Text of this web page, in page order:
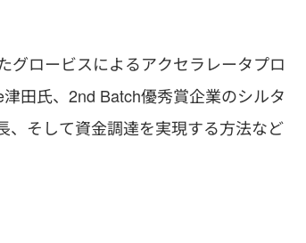
グロービスによるアクセラレータプロ
田氏、2nd Batch優秀賞企業のシルタ
、そして資金調達を実現する方法など